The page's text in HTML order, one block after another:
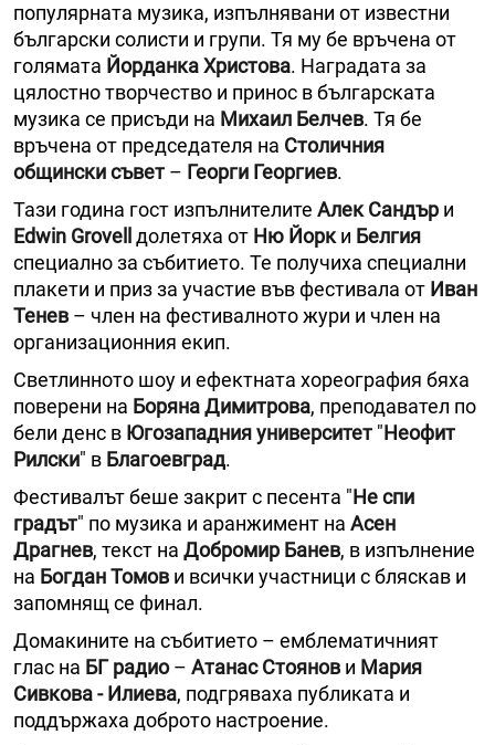
популярната музика, изпълнявани от известни
български солисти и групи. Тя му бе връчена от
голямата Йорданка Христова. Наградата за
цялостно творчество и принос в българската
музика се присъди на Михаил Белчев. Тя бе
връчена от председателя на Столичния
общински съвет – Георги Георгиев.
Тази година гост изпълнителите Алек Сандър и
Edwin Grovell долетяха от Ню Йорки Белгия
специално за събитието. Те получиха специални
плакети и приз за участие във фестивала от Иван
Тенев – член на фестивалното жури и член на
организационния екип.
Светлинното шоу и ефектната хореография бяха
поверени на Боряна Димитрова, преподавател по
бели денс в Югозападния университет "Неофит
Рилски" в Благоевград.
Фестивалът беше закрит с песента "Не спи
градът" по музика и аранжимент на Асен
Драгнев, текст на Добромир Банев, в изпълнение
на Богдан Томов и всички участници с бляскав и
запомнящ се финал.
Домакините на събитието – емблематичният
глас на БГ радио– Атанас Стоянов и Мария
Сивкова - Илиева, подгряваха публиката и
поддържаха доброто настроение.